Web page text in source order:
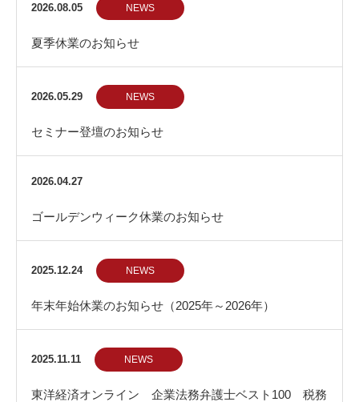
2026.08.05 NEWS
夏季休業のお知らせ
2026.05.29 NEWS
セミナー登壇のお知らせ
2026.04.27
ゴールデンウィーク休業のお知らせ
2025.12.24 NEWS
年末年始休業のお知らせ（2025年～2026年）
2025.11.11 NEWS
東洋経済オンライン 企業法務弁護士ベスト100 税務